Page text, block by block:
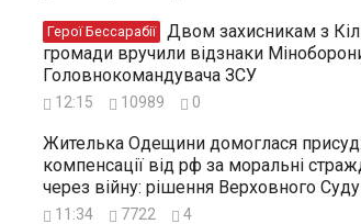
Герої Бессарабії
громади вручили відзнаки
Головнокомандувача ЗСУ
12:15 10989 0
Жителька Одещини домоглася
компенсації від рф за моральні
через війну: рішення Верховного Суду
11:34 7722 4